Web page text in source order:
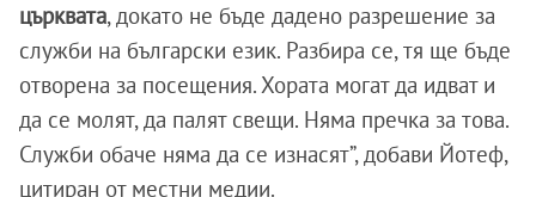
църквата, докато не бъде дадено разрешение за
служби на български език. Разбира се, тя ще бъде
отворена за посещения. Хората могат да идват и
да се молят, да палят свещи. Няма пречка за това.
Служби обаче няма да се изнасят”, добави Йотеф,
цитиран от местни медии.